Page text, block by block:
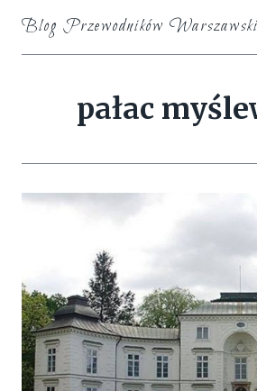
content
Blog Przewodników
pałac